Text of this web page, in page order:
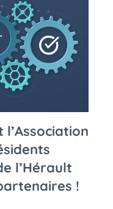
l’Association
l’Hérault
!